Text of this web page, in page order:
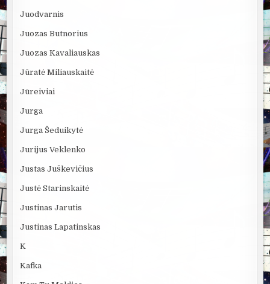
Juodvarnis
Juozas Butnorius
Juozas Kavaliauskas
Jūratė Miliauskaitė
Jūreiviai
Jurga
Jurga Šeduikytė
Jurijus Veklenko
Justas Juškevičius
Justė Starinskaitė
Justinas Jarutis
Justinas Lapatinskas
K
Kafka